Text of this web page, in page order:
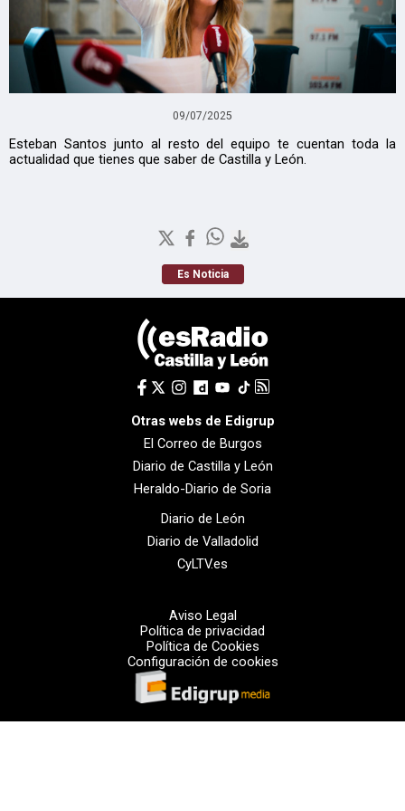
09/07/2025
Esteban Santos junto al resto del equipo te cuentan toda la
actualidad que tienes que saber de Castilla y León.
Es Noticia
Otras webs de Edigrup
El Correo de Burgos
Diario de Castilla y León
Heraldo-Diario de Soria
Diario de León
Diario de Valladolid
CyLTV.es
Aviso Legal
Política de privacidad
Política de Cookies
Configuración de cookies